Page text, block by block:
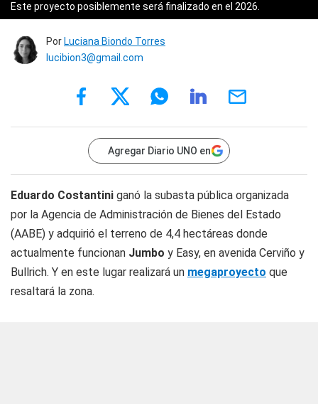
Este proyecto posiblemente será finalizado en el 2026.
Por Luciana Biondo Torres
lucibion3@gmail.com
Agregar Diario UNO en
Eduardo Costantini ganó la subasta pública organizada
por la Agencia de Administración de Bienes del Estado
(AABE) y adquirió el terreno de 4,4 hectáreas donde
actualmente funcionan Jumbo y Easy, en avenida Cerviño y
Bullrich. Y en este lugar realizará un megaproyecto que
resaltará la zona.